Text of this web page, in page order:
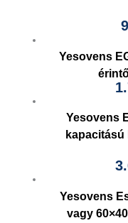
Yesovens
Yesovens
Yesovens
vagy